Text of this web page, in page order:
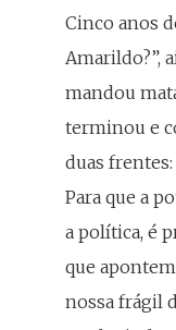
Cinco anos
Amarildo?”,
mandou
terminou e
duas
Para que a
a política, é
que
nossa frágil